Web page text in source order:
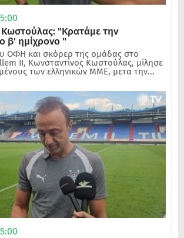
Κωστούλας: "Κρατάμε την
β' ημίχρονο "
ΟΦΗ και σκόρερ της ομάδας στο
II, Κωνσταντίνος Κωστούλας, μίλησε
των ελληνικών ΜΜΕ, μετα την...